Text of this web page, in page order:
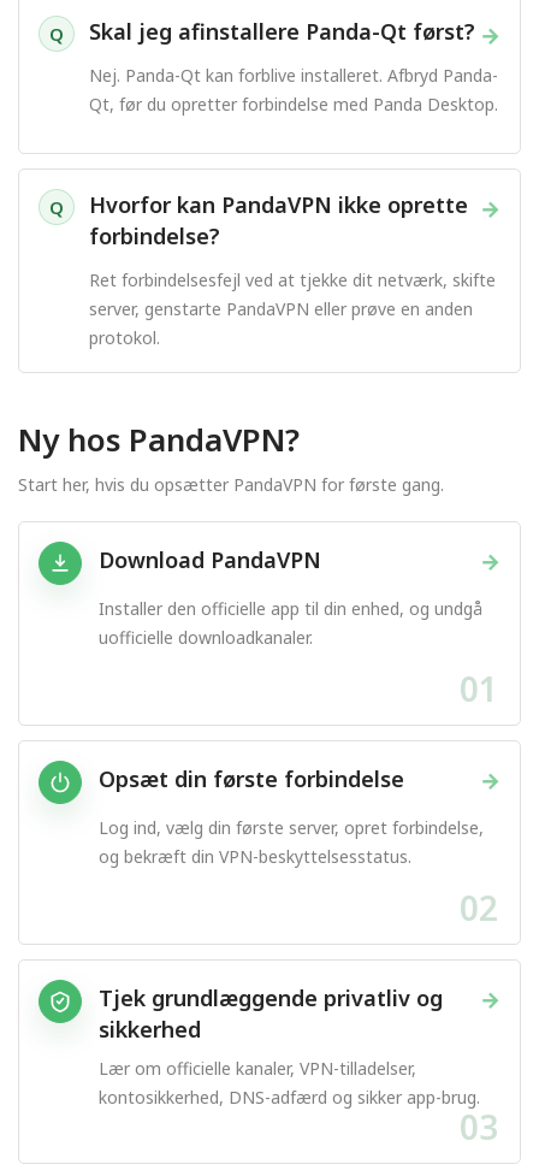
Q →
Skal jeg afinstallere Panda-Qt først?
Nej. Panda-Qt kan forblive installeret. Afbryd Panda-
Qt, før du opretter forbindelse med Panda Desktop.
Q →
Hvorfor kan PandaVPN ikke oprette
forbindelse?
Ret forbindelsesfejl ved at tjekke dit netværk, skifte
server, genstarte PandaVPN eller prøve en anden
protokol.
Ny hos PandaVPN?
Start her, hvis du opsætter PandaVPN for første gang.
→
Download PandaVPN
Installer den officielle app til din enhed, og undgå
uofficielle downloadkanaler.
01
→
Opsæt din første forbindelse
Log ind, vælg din første server, opret forbindelse,
og bekræft din VPN-beskyttelsesstatus.
02
→
Tjek grundlæggende privatliv og
sikkerhed
Lær om officielle kanaler, VPN-tilladelser,
kontosikkerhed, DNS-adfærd og sikker app-brug.
03